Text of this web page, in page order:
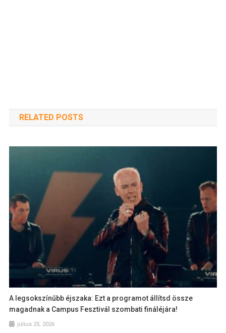
RELATED POSTS
A legsokszínűbb éjszaka: Ezt a programot állítsd össze
magadnak a Campus Fesztivál szombati fináléjára!
július 25, 2026